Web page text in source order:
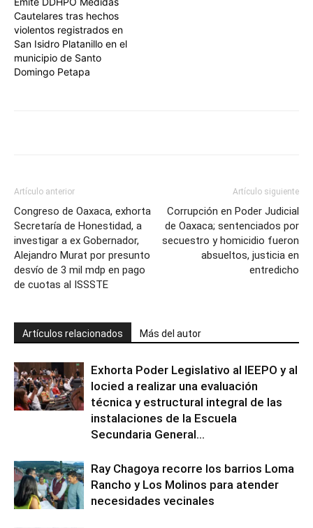
Cautelares tras hechos
violentos registrados en
San Isidro Platanillo en el
municipio de Santo
Domingo Petapa
Artículo anterior
Congreso de Oaxaca, exhorta
Secretaría de Honestidad, a
investigar a ex Gobernador,
Alejandro Murat por presunto
desvío de 3 mil mdp en pago
de cuotas al ISSSTE
Artículo siguiente
Corrupción en Poder Judicial
de Oaxaca; sentenciados por
secuestro y homicidio fueron
absueltos, justicia en
entredicho
Artículos relacionados Más del autor
Exhorta Poder Legislativo al IEEPO y al
Iocied a realizar una evaluación
técnica y estructural integral de las
instalaciones de la Escuela
Secundaria General...
Ray Chagoya recorre los barrios Loma
Rancho y Los Molinos para atender
necesidades vecinales